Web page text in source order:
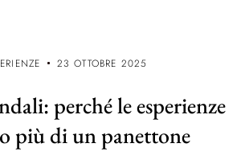
23 OTTOBRE 2025
perché le esperienze
più di un panettone